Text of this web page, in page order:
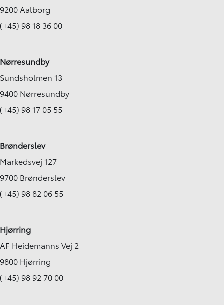
9200 Aalborg
(+45) 98 18 36 00
Nørresundby
Sundsholmen 13
9400 Nørresundby
(+45) 98 17 05 55
Brønderslev
Markedsvej 127
9700 Brønderslev
(+45) 98 82 06 55
Hjørring
AF Heidemanns Vej 2
9800 Hjørring
(+45) 98 92 70 00